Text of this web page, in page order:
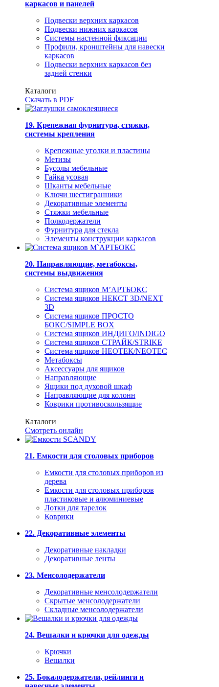
каркасов и панелей
Подвески верхних каркасов
Подвески нижних каркасов
Системы настенной фиксации
Профили, кронштейны для навески
каркасов
Подвески верхних каркасов без
задней стенки
Каталоги
Скачать в PDF
19. Крепежная фурнитура, стяжки,
системы крепления
Крепежные уголки и пластины
Метизы
Бусолы мебельные
Гайка усовая
Шканты мебельные
Ключи шестигранники
Декоративные элементы
Стяжки мебельные
Полкодержатели
Фурнитура для стекла
Элементы конструкции каркасов
20. Направляющие, метабоксы,
системы выдвижения
Система ящиков М’АРТБОКС
Система ящиков НЕКСТ 3D/NEXT
3D
Система ящиков ПРОСТО
БОКС/SIMPLE BOX
Система ящиков ИНДИГО/INDIGO
Система ящиков СТРАЙК/STRIKE
Система ящиков НЕОТЕК/NEOTEC
Метабоксы
Аксессуары для ящиков
Направляющие
Ящики под духовой шкаф
Направляющие для колонн
Коврики противоскользящие
Каталоги
Смотреть онлайн
21. Емкости для столовых приборов
Емкости для столовых приборов из
дерева
Емкости для столовых приборов
пластиковые и алюминиевые
Лотки для тарелок
Коврики
22. Декоративные элементы
Декоративные накладки
Декоративные ленты
23. Менсолодержатели
Декоративные менсолодержатели
Скрытые менсолодержатели
Складные менсолодержатели
24. Вешалки и крючки для одежды
Крючки
Вешалки
25. Бокалодержатели, рейлинги и